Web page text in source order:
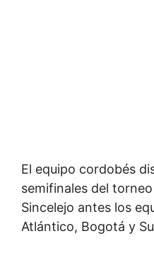
El equipo cordobés
semifinales del
Sincelejo antes los
Atlántico, Bogotá y